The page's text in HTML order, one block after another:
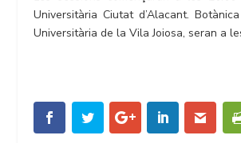
Universitària Ciutat d’Alacant.
Universitària de la Vila Joiosa, seran a